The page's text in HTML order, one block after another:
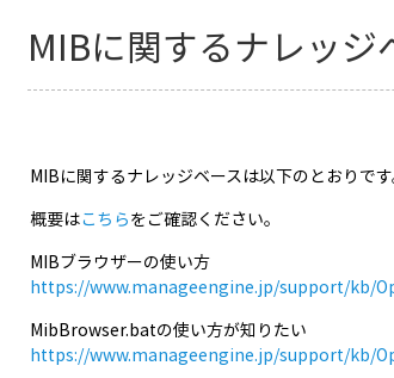
MIBに関するナレッジ
MIBに関するナレッジベースは以下のとおりです
概要はこちらをご確認ください。
MIBブラウザーの使い方
https://www.manageengine.jp/support/kb/
MibBrowser.batの使い方が知りたい
https://www.manageengine.jp/support/kb/